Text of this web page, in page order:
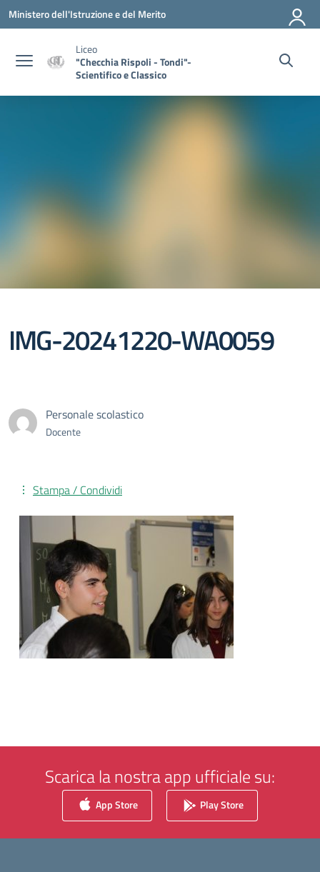
Vai ai contenuti
Vai al menu di navigazione
Vai al footer
Ministero dell'Istruzione e del Merito
Liceo
"Checchia Rispoli - Tondi"-
Scientifico e Classico
IMG-20241220-WA0059
Personale scolastico
Docente
Stampa / Condividi
Scarica la nostra app ufficiale su:
App Store Play Store